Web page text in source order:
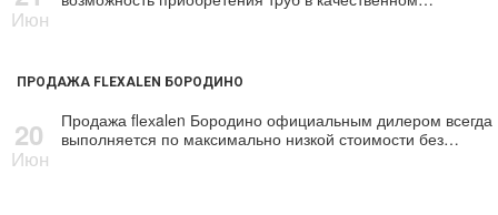
Июн
ПРОДАЖА FLEXALEN БОРОДИНО
20
Июн
Продажа flехalеn Бородино официальным дилером всегда
выполняется по максимально низкой стоимости без…